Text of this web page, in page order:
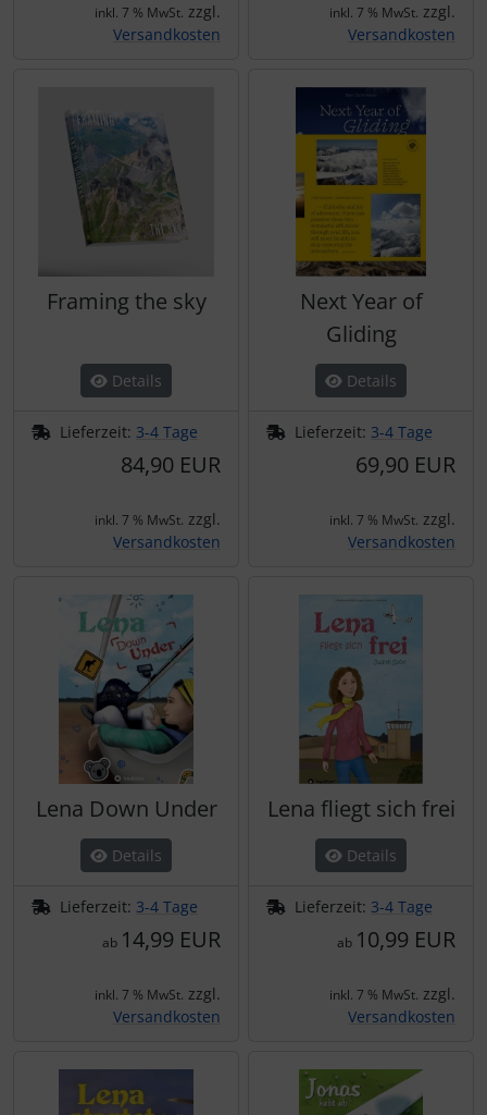
inkl. 7 % MwSt. zzgl.
Versandkosten
inkl. 7 % MwSt. zzgl.
Versandkosten
Framing the sky
Details
Lieferzeit: 3-4 Tage
84,90 EUR
inkl. 7 % MwSt. zzgl.
Versandkosten
Next Year of
Gliding
Details
Lieferzeit: 3-4 Tage
69,90 EUR
inkl. 7 % MwSt. zzgl.
Versandkosten
Lena Down Under
Details
Lieferzeit: 3-4 Tage
ab 14,99 EUR
inkl. 7 % MwSt. zzgl.
Versandkosten
Lena fliegt sich frei
Details
Lieferzeit: 3-4 Tage
ab 10,99 EUR
inkl. 7 % MwSt. zzgl.
Versandkosten